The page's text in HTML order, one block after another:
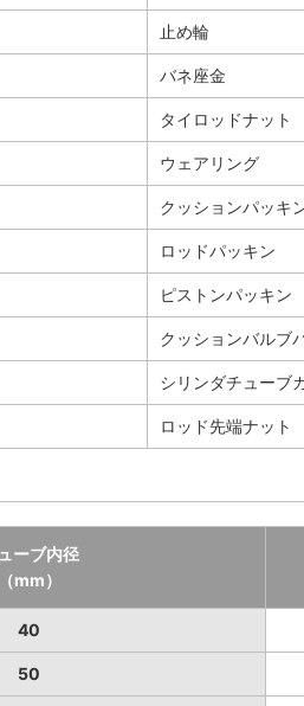
止め輪
バネ座金
タイロッドナット
ウェアリング
クッションパッキ
ロッドパッキン
ピストンパッキン
クッションバルブ
シリンダチューブ
ロッド先端ナット
ーブ内径
（mm）
40
50